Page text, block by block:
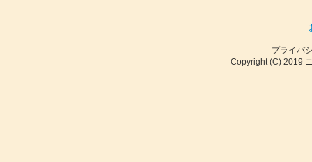
プライバ
Copyright (C) 2019